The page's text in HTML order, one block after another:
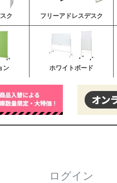
ク フリーアドレスデスク
ン ホワイトボード
ログイン